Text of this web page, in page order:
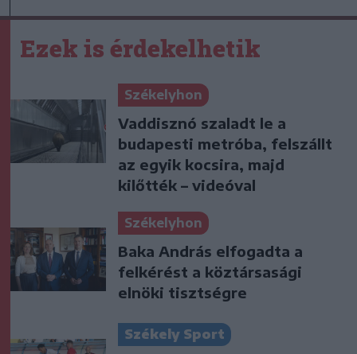
Ezek is érdekelhetik
Székelyhon
Vaddisznó szaladt le a
budapesti metróba, felszállt
az egyik kocsira, majd
kilőtték – videóval
Székelyhon
Baka András elfogadta a
felkérést a köztársasági
elnöki tisztségre
Székely Sport